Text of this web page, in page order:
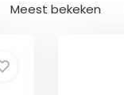
Meest bekeken